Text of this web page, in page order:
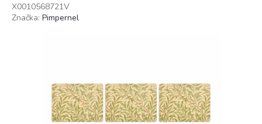
X0010568721V
Značka: Pimpernel